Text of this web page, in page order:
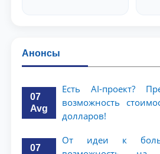
Анонсы
07
Avg
Есть AI-проект?
возможность
долларов!
07
От идеи к